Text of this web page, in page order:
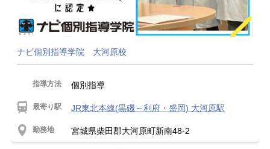
ナビ個別指導学院 大河原校
指導方法 個別指導
最寄り駅 JR東北本線(黒磯～利府・盛岡) 大河原駅
勤務地 宮城県柴田郡大河原町新南48-2